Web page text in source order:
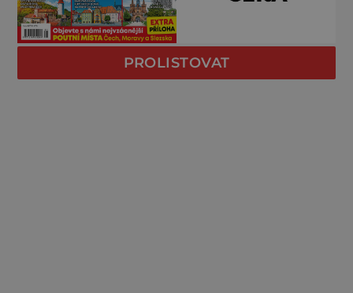
PROLISTOVAT